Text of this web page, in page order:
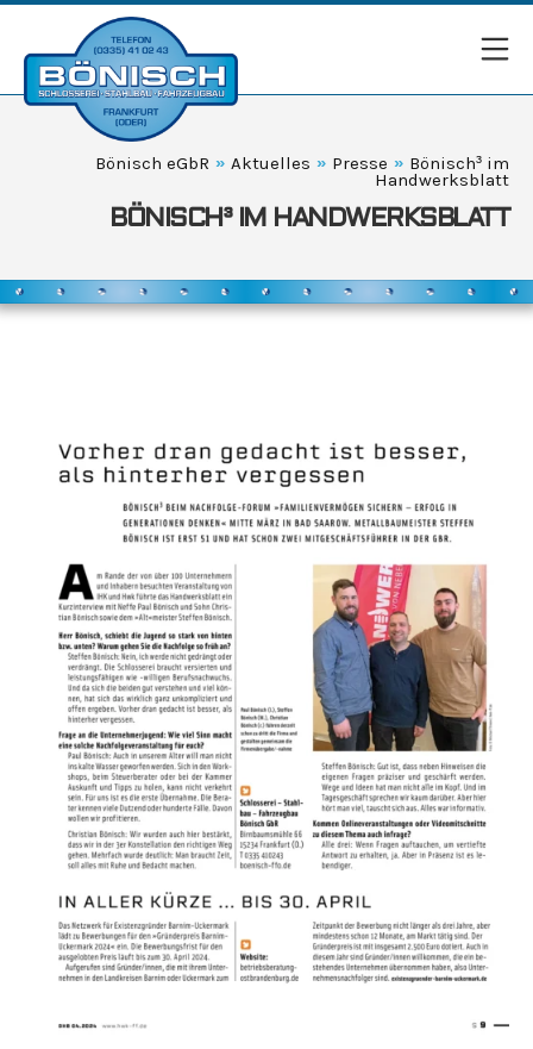
Inhalt
springen
Bönisch eGbR
Bönisch eGbR » Aktuelles » Presse » Bönisch³ im
Handwerksblatt
BÖNISCH³ IM HANDWERKSBLATT